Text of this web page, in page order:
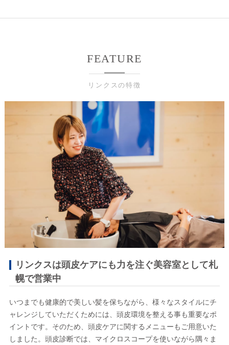
リンクスの特徴
FEATURE
リンクスは頭皮ケアにも力を注ぐ美容室として札
幌で営業中
いつまでも健康的で美しい髪を保ちながら、様々なスタイルにチ
ャレンジしていただくためには、頭皮環境を整える事も重要なポ
イントです。そのため、頭皮ケアに関するメニューもご用意いた
しました。頭皮診断では、マイクロスコープを使いながら隅々ま